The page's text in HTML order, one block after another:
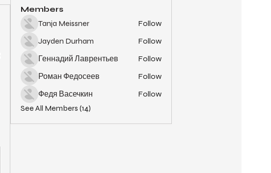
Members
Tanja Meissner
Follow
Jayden Durham
Follow
Геннадий Лаврентьев
Follow
Роман Федосеев
Follow
Федя Васечкин
Follow
See All Members (14)